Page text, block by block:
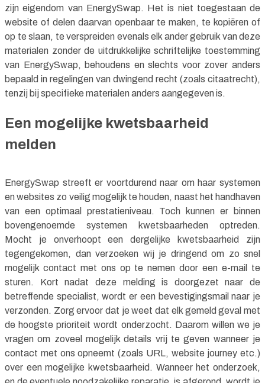
zijn eigendom van EnergySwap. Het is niet toegestaan ​​de
website of delen daarvan openbaar te maken, te kopiëren of
op te slaan, te verspreiden evenals elk ander gebruik van deze
materialen zonder de uitdrukkelijke schriftelijke toestemming
van EnergySwap, behoudens en slechts voor zover anders
bepaald in regelingen van dwingend recht (zoals citaatrecht),
tenzij bij specifieke materialen anders aangegeven is.
Een mogelijke kwetsbaarheid
melden
EnergySwap streeft er voortdurend naar om haar systemen
en websites zo veilig mogelijk te houden, naast het handhaven
van een optimaal prestatieniveau. Toch kunnen er binnen
bovengenoemde systemen kwetsbaarheden optreden.
Mocht je onverhoopt een dergelijke kwetsbaarheid zijn
tegengekomen, dan verzoeken wij je dringend om zo snel
mogelijk contact met ons op te nemen door een e-mail te
sturen. Kort nadat deze melding is doorgezet naar de
betreffende specialist, wordt er een bevestigingsmail naar je
verzonden. Zorg ervoor dat je weet dat elk gemeld geval met
de hoogste prioriteit wordt onderzocht. Daarom willen we je
vragen om zoveel mogelijk details vrij te geven wanneer je
contact met ons opneemt (zoals URL, website journey etc.)
over een mogelijke kwetsbaarheid. Wanneer het onderzoek,